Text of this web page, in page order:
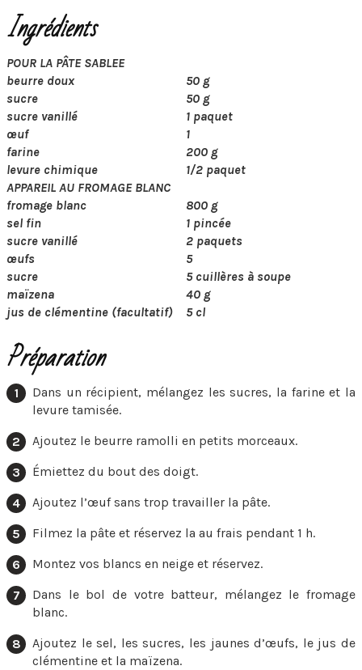
Ingrédients
POUR LA PÂTE SABLEE
beurre doux
50 g
sucre
50 g
sucre vanillé
1 paquet
œuf
1
farine
200 g
levure chimique
1/2 paquet
APPAREIL AU FROMAGE BLANC
fromage blanc
800 g
sel fin
1 pincée
sucre vanillé
2 paquets
œufs
5
sucre
5 cuillères à soupe
maïzena
40 g
jus de clémentine (facultatif)
5 cl
Préparation
Dans un récipient, mélangez les sucres, la farine et la
levure tamisée.
Ajoutez le beurre ramolli en petits morceaux.
Émiettez du bout des doigt.
Ajoutez l’œuf sans trop travailler la pâte.
Filmez la pâte et réservez la au frais pendant 1 h.
Montez vos blancs en neige et réservez.
Dans le bol de votre batteur, mélangez le fromage
blanc.
Ajoutez le sel, les sucres, les jaunes d’œufs, le jus de
clémentine et la maïzena.